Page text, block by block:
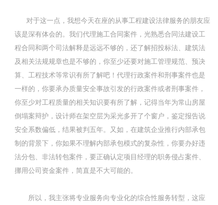
对于这一点，我想今天在座的从事工程建设法律服务的朋友应
该是深有体会的。我们代理施工合同案件，光熟悉合同法建设工
程合同和两个司法解释是远远不够的，还了解招投标法、建筑法
及相关法规规章也是不够的，你至少还要对施工管理规范、预决
算、工程技术等常识有所了解吧！代理行政案件和刑事案件也是
一样的，你要承办质量安全事故引发的行政案件或者刑事案件，
你至少对工程质量的相关知识要有所了解，记得当年为常山房屋
倒塌案辩护，设计师在架空层为采光多开了个窗户，鉴定报告说
安全系数偏低，结果被判五年。又如，在建筑企业推行内部承包
制的背景下，你如果不理解内部承包模式的复杂性，你要办好违
法分包、非法转包案件，要正确认定项目经理的职务侵占案件、
挪用公司资金案件，简直是不大可能的。
所以，我主张将专业服务向专业化的综合性服务转型，这应